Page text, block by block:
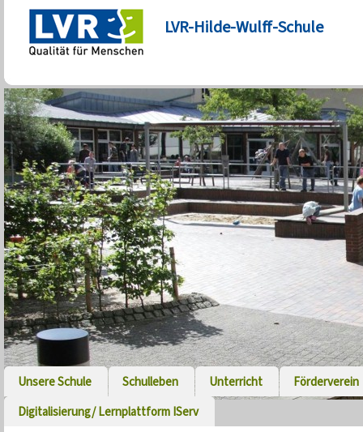
LVR-Hilde-Wulff-Schule
Unsere Schule Schulleben Unterricht
Förderverein
Digitalisierung/ Lernplattform IServ